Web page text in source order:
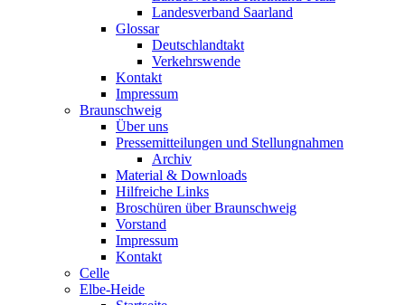
Landesverband Saarland
Glossar
Deutschlandtakt
Verkehrswende
Kontakt
Impressum
Braunschweig
Über uns
Pressemitteilungen und Stellungnahmen
Archiv
Material & Downloads
Hilfreiche Links
Broschüren über Braunschweig
Vorstand
Impressum
Kontakt
Celle
Elbe-Heide